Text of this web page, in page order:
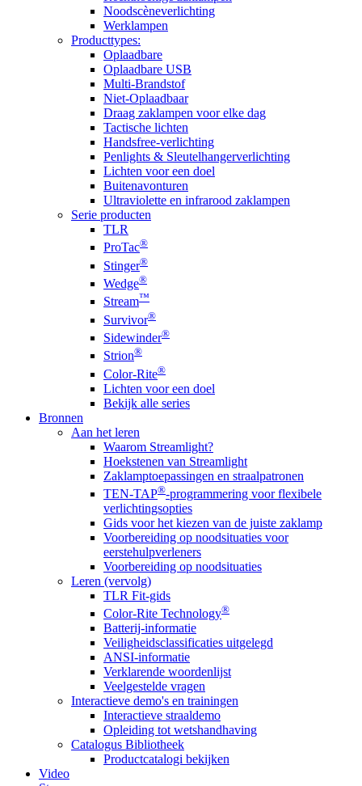
Noodscèneverlichting
Werklampen
Producttypes:
Oplaadbare
Oplaadbare USB
Multi-Brandstof
Niet-Oplaadbaar
Draag zaklampen voor elke dag
Tactische lichten
Handsfree-verlichting
Penlights & Sleutelhangerverlichting
Lichten voor een doel
Buitenavonturen
Ultraviolette en infrarood zaklampen
Serie producten
TLR
ProTac®
Stinger®
Wedge®
Stream™
Survivor®
Sidewinder®
Strion®
Color-Rite®
Lichten voor een doel
Bekijk alle series
Bronnen
Aan het leren
Waarom Streamlight?
Hoekstenen van Streamlight
Zaklamptoepassingen en straalpatronen
TEN-TAP®-programmering voor flexibele
verlichtingsopties
Gids voor het kiezen van de juiste zaklamp
Voorbereiding op noodsituaties voor
eerstehulpverleners
Voorbereiding op noodsituaties
Leren (vervolg)
TLR Fit-gids
Color-Rite Technology®
Batterij-informatie
Veiligheidsclassificaties uitgelegd
ANSI-informatie
Verklarende woordenlijst
Veelgestelde vragen
Interactieve demo's en trainingen
Interactieve straaldemo
Opleiding tot wetshandhaving
Catalogus Bibliotheek
Productcatalogi bekijken
Video